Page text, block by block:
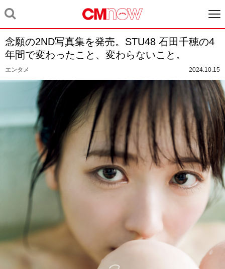
念願の2ND写真集を発売。STU48 石田千穂の4
年間で変わったこと、変わらないこと。
エンタメ 2024.10.15